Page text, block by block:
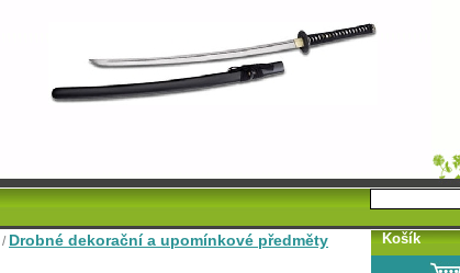
/ Drobné dekorační a upomínkové předměty Košík